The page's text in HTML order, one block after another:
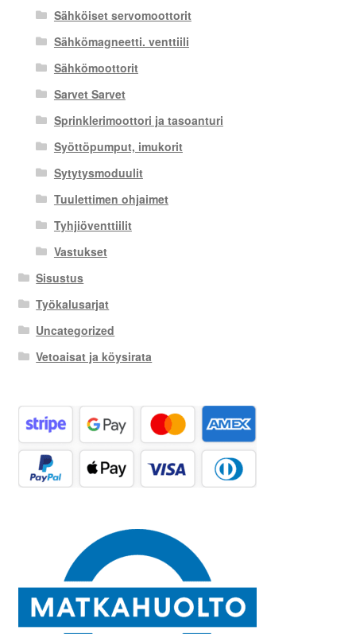
Sähköiset servomoottorit
Sähkömagneetti. venttiili
Sähkömoottorit
Sarvet Sarvet
Sprinklerimoottori ja tasoanturi
Syöttöpumput, imukorit
Sytytysmoduulit
Tuulettimen ohjaimet
Tyhjiöventtiilit
Vastukset
Sisustus
Työkalusarjat
Uncategorized
Vetoaisat ja köysirata